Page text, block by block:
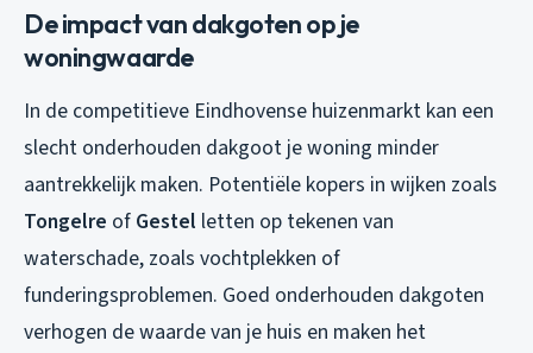
De impact van dakgoten op je
woningwaarde
In de competitieve Eindhovense huizenmarkt kan een
slecht onderhouden dakgoot je woning minder
aantrekkelijk maken. Potentiële kopers in wijken zoals
Tongelre of Gestel letten op tekenen van
waterschade, zoals vochtplekken of
funderingsproblemen. Goed onderhouden dakgoten
verhogen de waarde van je huis en maken het